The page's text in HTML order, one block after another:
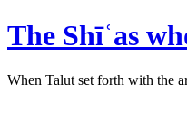
The Shīʿas
When Talut set forth with the